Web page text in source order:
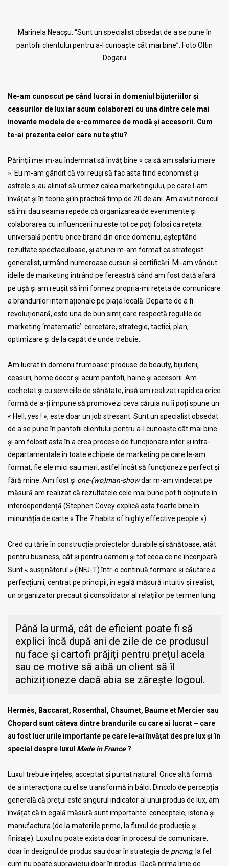
Marinela Neacșu: “Sunt un specialist obsedat de a se pune în
pantofii clientului pentru a-l cunoaște cât mai bine”. Foto Oltin
Dogaru
Ne-am cunoscut pe când lucrai în domeniul bijuteriilor și
ceasurilor de lux iar acum colaborezi cu una dintre cele mai
inovante modele de e-commerce de modă și accesorii. Cum
te-ai prezenta celor care nu te știu?
Părinții mei m-au îndemnat să învăț bine « ca să am salariu mare
». Eu m-am gândit că voi reuși să fac asta fiind economist și
astrele s-au aliniat să urmez calea marketingului, pe care l-am
învățat și în teorie și în practică timp de 20 de ani. Am avut norocul
să îmi dau seama repede că organizarea de evenimente și
colaborarea cu influencerii nu este tot ce poți folosi ca rețeta
universală pentru orice brand din orice domeniu, așteptând
rezultate spectaculoase, și atunci m-am format ca strategist
generalist, urmând numeroase cursuri și certificări. Mi-am vândut
ideile de marketing intrând pe fereastră când am fost dată afară
pe ușă și am reușit să îmi formez propria-mi rețeta de comunicare
a brandurilor internaționale pe piața locală. Departe de a fi
revoluționară, este una de bun simț care respectă regulile de
marketing ‘matematic’: cercetare, strategie, tactici, plan,
optimizare și de la capăt de unde trebuie.
Am lucrat în domenii frumoase: produse de beauty, bijuterii,
ceasuri, home decor și acum pantofi, haine și accesorii. Am
cochetat și cu serviciile de sănătate, însă am realizat rapid ca orice
formă de a-ți impune să promovezi ceva căruia nu îi poți spune un
« Hell, yes ! », este doar un job stresant. Sunt un specialist obsedat
de a se pune în pantofii clientului pentru a-l cunoaște cât mai bine
și am folosit asta în a crea procese de funcționare inter și intra-
departamentale în toate echipele de marketing pe care le-am
format, fie ele mici sau mari, astfel încât să funcționeze perfect și
fără mine. Am fost și one-(wo)man-showdar m-am vindecat pe
măsură am realizat că rezultatele cele mai bune pot fi obținute în
interdependență (Stephen Covey explică asta foarte bine în
minunăția de carte « The 7 habits of highly effective people »).
Cred cu tărie în construcția proiectelor durabile și sănătoase, atât
pentru business, cât și pentru oameni și tot ceea ce ne înconjoară.
Sunt « susținătorul » (INFJ-T) într-o continuă formare și căutare a
perfecțiunii, centrat pe principii, în egală măsură intuitiv și realist,
un organizator precaut și consolidator al relațiilor pe termen lung.
Până la urmă, cât de eficient poate fi să
explici încă după ani de zile de ce produsul
nu face și cartofi prăjiți pentru prețul acela
sau ce motive să aibă un client să îl
achiziționeze dacă abia se zărește logoul.
Hermès, Baccarat, Rosenthal, Chaumet, Baume et Mercier sau
Chopard sunt câteva dintre brandurile cu care ai lucrat – care
au fost lucrurile importante pe care le-ai învățat despre lux și în
special despre luxul Made in France?
Luxul trebuie înțeles, acceptat și purtat natural. Orice altă formă
de a interacționa cu el se transformă în bâlci. Dincolo de percepția
generală că prețul este singurul indicator al unui produs de lux, am
învățat că în egală măsură sunt importante: conceptele, istoria și
manufactura (de la materiile prime, la fluxul de producție și
finisaje). Luxul nu poate exista doar în procesul de comunicare,
doar în designul de produs sau doar în strategia de pricing, la fel
cum nu poate supraviețui doar în produs. Dacă prima linie de